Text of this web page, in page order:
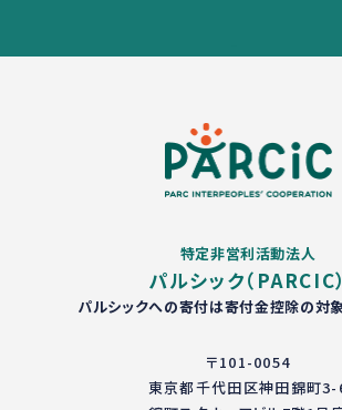
特定非営利活動法人
パルシック（PARCIC）
パルシックへの寄付は寄付金控除の対象
〒101-0054
東京都千代田区神田錦町3-